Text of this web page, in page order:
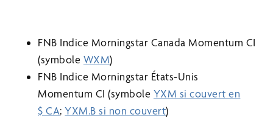
FNB Indice Morningstar Canada Momentum CI
(symbole WXM)
FNB Indice Morningstar États-Unis
Momentum CI (symbole YXM si couvert en
$ CA;YXM.B si non couvert)